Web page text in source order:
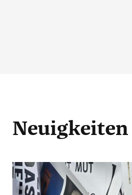
Neuigkeiten